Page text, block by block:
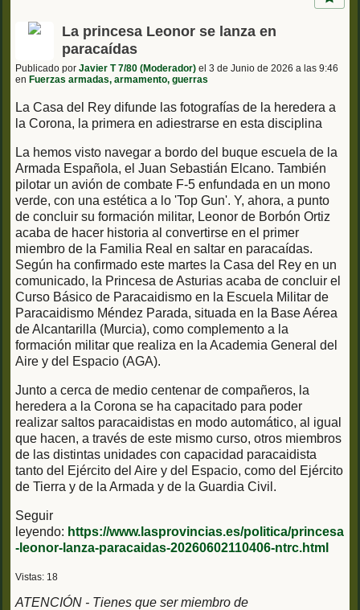
La princesa Leonor se lanza en
paracaídas
Publicado por Javier T 7/80 (Moderador) el 3 de Junio de 2026 a las 9:46
en Fuerzas armadas, armamento, guerras
La Casa del Rey difunde las fotografías de la heredera a
la Corona, la primera en adiestrarse en esta disciplina
La hemos visto navegar a bordo del buque escuela de la
Armada Española, el Juan Sebastián Elcano. También
pilotar un avión de combate F-5 enfundada en un mono
verde, con una estética a lo 'Top Gun'. Y, ahora, a punto
de concluir su formación militar, Leonor de Borbón Ortiz
acaba de hacer historia al convertirse en el primer
miembro de la Familia Real en saltar en paracaídas.
Según ha confirmado este martes la Casa del Rey en un
comunicado, la Princesa de Asturias acaba de concluir el
Curso Básico de Paracaidismo en la Escuela Militar de
Paracaidismo Méndez Parada, situada en la Base Aérea
de Alcantarilla (Murcia), como complemento a la
formación militar que realiza en la Academia General del
Aire y del Espacio (AGA).
Junto a cerca de medio centenar de compañeros, la
heredera a la Corona se ha capacitado para poder
realizar saltos paracaidistas en modo automático, al igual
que hacen, a través de este mismo curso, otros miembros
de las distintas unidades con capacidad paracaidista
tanto del Ejército del Aire y del Espacio, como del Ejército
de Tierra y de la Armada y de la Guardia Civil.
Seguir
leyendo: https://www.lasprovincias.es/politica/princesa
-leonor-lanza-paracaidas-20260602110406-ntrc.html
Vistas: 18
ATENCIÓN - Tienes que ser miembro de